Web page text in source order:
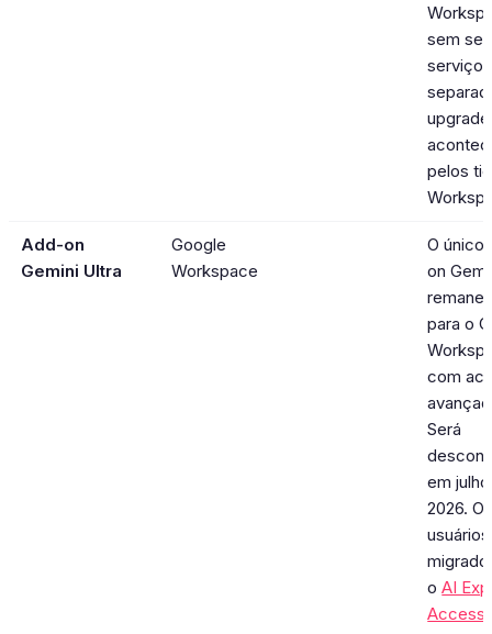
sem ser
serviço
upgrade
pelos
Add-on
Gemini Ultra
Google
Workspace
O único
on
para o
com
Será
em
2026.
oAI
Access